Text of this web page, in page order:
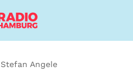
Angele